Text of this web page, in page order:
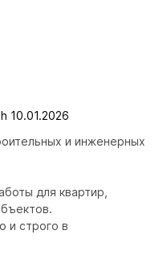
10.01.2026
и инженерных
для квартир,
и строго в